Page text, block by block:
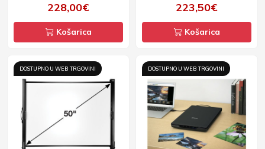
228,00€
Košarica
223,50€
Košarica
DOSTUPNO U WEB TRGOVINI DOSTUPNO U WEB TRGOVINI